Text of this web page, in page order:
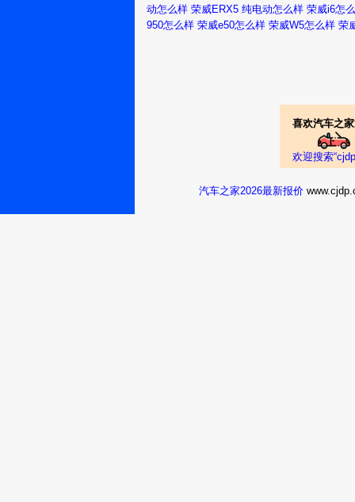
荣威ei62017款
最后渴望变成
荣威ei62017款
最初比较了几款车型
动怎么样 荣威ERX5 纯电动怎么样 荣威i6怎
950怎么样 荣威e50怎么样 荣威W5怎么样 荣
喜欢汽车之
欢迎搜索
汽车之家2026最新报价